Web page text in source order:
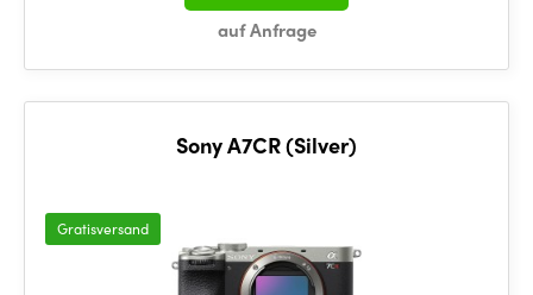
auf Anfrage
Sony A7CR (Silver)
Gratisversand